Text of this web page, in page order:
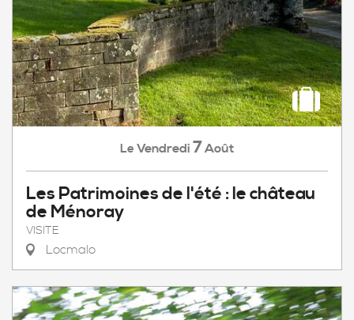
Le Vendredi 7Août
Les Patrimoines de l'été : le château
de Ménoray
VISITE
Locmalo